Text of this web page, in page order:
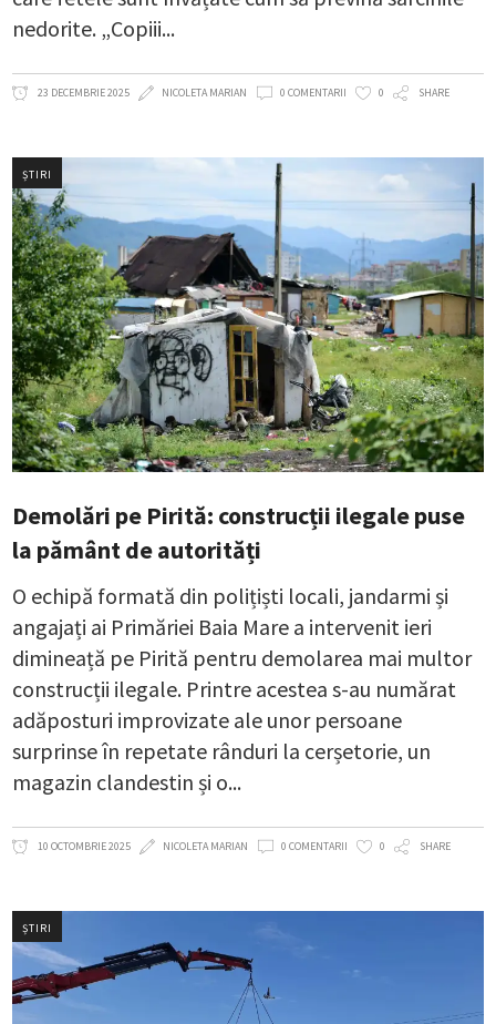
nedorite. „Copiii
23 DECEMBRIE 2025 NICOLETA MARIAN 0 COMENTARII 0 SHARE
ȘTIRI
Demolări pe Pirită: construcții ilegale puse
la pământ de autorități
O echipă formată din polițiști locali, jandarmi și
angajați ai Primăriei Baia Mare a intervenit ieri
dimineață pe Pirită pentru demolarea mai multor
construcții ilegale. Printre acestea s-au numărat
adăposturi improvizate ale unor persoane
surprinse în repetate rânduri la cerșetorie, un
magazin clandestin și o
10 OCTOMBRIE 2025 NICOLETA MARIAN 0 COMENTARII 0 SHARE
ȘTIRI